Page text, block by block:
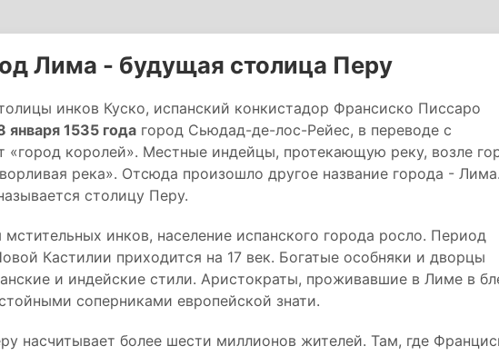
Лима - будущая столица Перу
инков Куско, испанский конкистадор Франсиско Писсаро
января 1535 года город Сьюдад-де-лос-Рейес, в переводе с
«город королей». Местные индейцы, протекающую реку, возле
река». Отсюда произошло другое название города - Лима.
столицу Перу.
инков, население испанского города росло. Период
Кастилии приходится на 17 век. Богатые особняки и дворцы
и индейские стили. Аристократы, проживавшие в Лиме в
соперниками европейской знати.
насчитывает более шести миллионов жителей. Там, где